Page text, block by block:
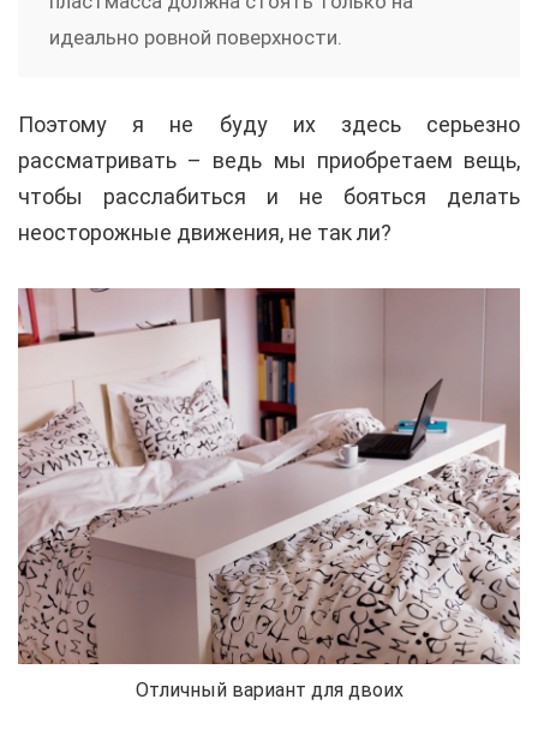
идеально ровной поверхности.
Поэтому я не буду их здесь серьезно
рассматривать – ведь мы приобретаем вещь,
чтобы расслабиться и не бояться делать
неосторожные движения, не так ли?
Отличный вариант для двоих